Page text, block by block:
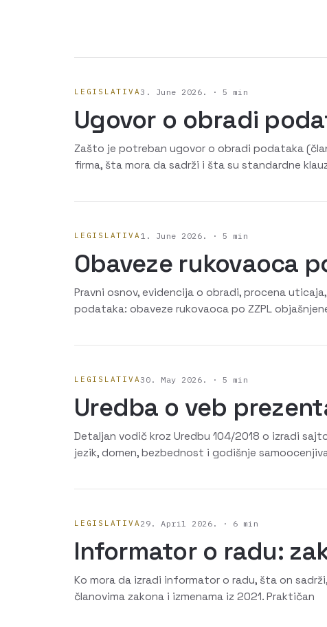
LEGISLATIVA3. June 2026. · 5 min
Ugovor o obradi
Zašto je potreban ugovor o obradi podataka
firma, šta mora da sadrži i šta su standardne
LEGISLATIVA1. June 2026. · 5 min
Obaveze rukovaoca
Pravni osnov, evidencija o obradi, procena
podataka: obaveze rukovaoca po ZZPL
LEGISLATIVA30. May 2026. · 5 min
Uredba o veb
Detaljan vodič kroz Uredbu 104/2018 o izradi
jezik, domen, bezbednost i godišnje
LEGISLATIVA29. April 2026. · 6 min
Informator o radu:
Ko mora da izradi informator o radu, šta on
članovima zakona i izmenama iz 2021. Praktičan